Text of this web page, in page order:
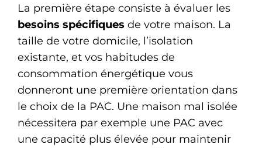
La première étape consiste à évaluer les
besoins spécifiques de votre maison. La
taille de votre domicile, l’isolation
existante, et vos habitudes de
consommation énergétique vous
donneront une première orientation dans
le choix de la PAC. Une maison mal isolée
nécessitera par exemple une PAC avec
une capacité plus élevée pour maintenir